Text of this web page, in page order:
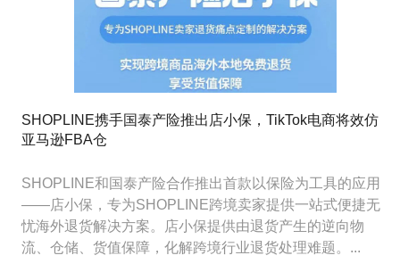
SHOPLINE携手国泰产险推出店小保，TikTok电商将效仿
亚马逊FBA仓
SHOPLINE和国泰产险合作推出首款以保险为工具的应用
——店小保，专为SHOPLINE跨境卖家提供一站式便捷无
忧海外退货解决方案。店小保提供由退货产生的逆向物
流、仓储、货值保障，化解跨境行业退货处理难题。...